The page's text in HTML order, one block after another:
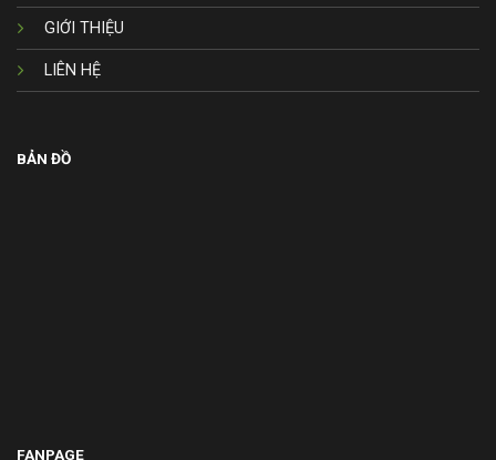
GIỚI THIỆU
LIÊN HỆ
BẢN ĐỒ
FANPAGE